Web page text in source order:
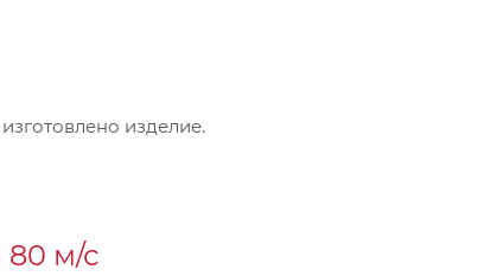
изделие.
80 м/с